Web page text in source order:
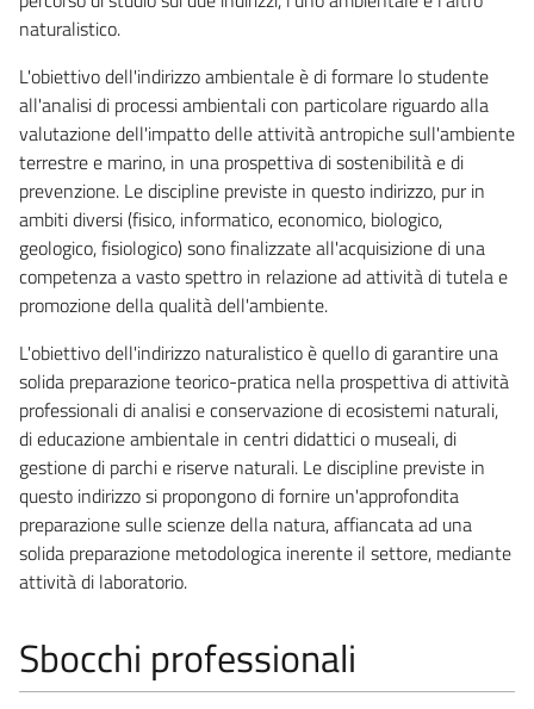
naturalistico.
L'obiettivo dell'indirizzo ambientale è di formare lo studente
all'analisi di processi ambientali con particolare riguardo alla
valutazione dell'impatto delle attività antropiche sull'ambiente
terrestre e marino, in una prospettiva di sostenibilità e di
prevenzione. Le discipline previste in questo indirizzo, pur in
ambiti diversi (fisico, informatico, economico, biologico,
geologico, fisiologico) sono finalizzate all'acquisizione di una
competenza a vasto spettro in relazione ad attività di tutela e
promozione della qualità dell'ambiente.
L'obiettivo dell'indirizzo naturalistico è quello di garantire una
solida preparazione teorico-pratica nella prospettiva di attività
professionali di analisi e conservazione di ecosistemi naturali,
di educazione ambientale in centri didattici o museali, di
gestione di parchi e riserve naturali. Le discipline previste in
questo indirizzo si propongono di fornire un'approfondita
preparazione sulle scienze della natura, affiancata ad una
solida preparazione metodologica inerente il settore, mediante
attività di laboratorio.
Sbocchi professionali